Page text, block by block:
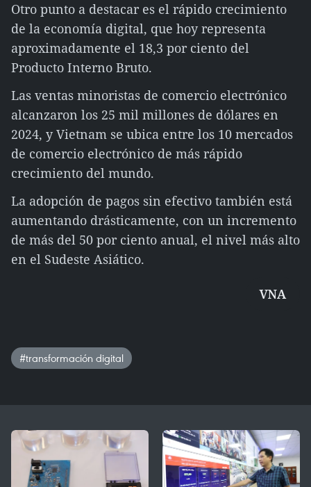
Otro punto a destacar es el rápido crecimiento
de la economía digital, que hoy representa
aproximadamente el 18,3 por ciento del
Producto Interno Bruto.
Las ventas minoristas de comercio electrónico
alcanzaron los 25 mil millones de dólares en
2024, y Vietnam se ubica entre los 10 mercados
de comercio electrónico de más rápido
crecimiento del mundo.
La adopción de pagos sin efectivo también está
aumentando drásticamente, con un incremento
de más del 50 por ciento anual, el nivel más alto
en el Sudeste Asiático.
VNA
#transformación digital